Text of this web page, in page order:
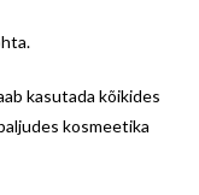
kasutada kõikides
kosmeetika